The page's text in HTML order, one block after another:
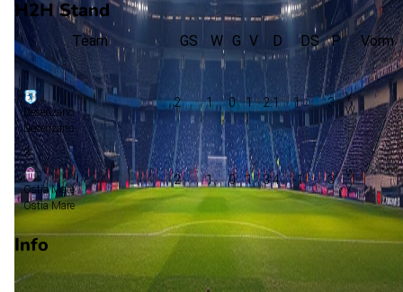
H2H Stand
Team GS W G V D DS P Vorm
1
Desenzano
Desenzano
2 1 0 1 2:1 1 3
3
Ostia Mare
Ostia Mare
2 1 0 1 3:4 -1 3
Info
Op 10 mei 2026 gaat Ostia Mare de strijd aan met Desenzano.